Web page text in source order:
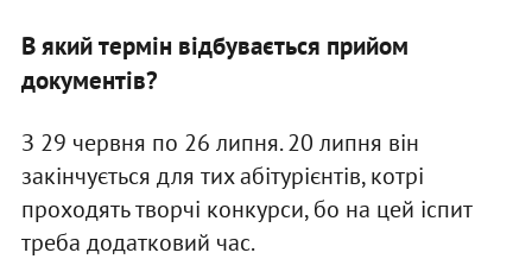
В який термін відбувається прийом
документів?
З 29 червня по 26 липня. 20 липня він
закінчується для тих абітурієнтів, котрі
проходять творчі конкурси, бо на цей іспит
треба додатковий час.